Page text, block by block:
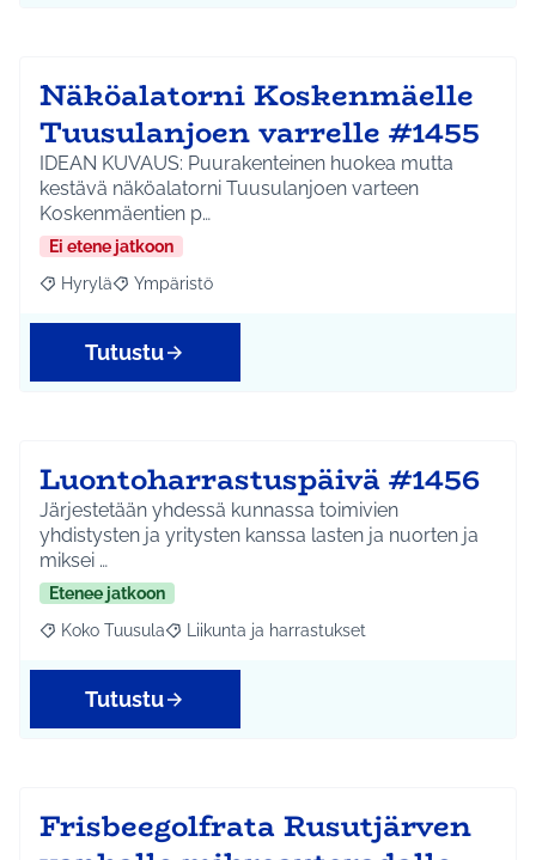
Näköalatorni Koskenmäelle
Tuusulanjoen varrelle #1455
IDEAN KUVAUS: Puurakenteinen huokea mutta
kestävä näköalatorni Tuusulanjoen varteen
Koskenmäentien p…
Ei etene jatkoon
Rajaa tulokset aihepiirin mukaan: Hyrylä
Hyrylä Rajaa tulokset teeman mukaan: Ympäristö
Ympäristö
Tutustu
Luontoharrastuspäivä #1456
Järjestetään yhdessä kunnassa toimivien
yhdistysten ja yritysten kanssa lasten ja nuorten ja
miksei …
Etenee jatkoon
Rajaa tulokset aihepiirin mukaan: Koko Tuusula
Koko Tuusula Rajaa tulokset teeman mukaan: Liikunta ja
Liikunta ja harrastukset
Tutustu
Frisbeegolfrata Rusutjärven